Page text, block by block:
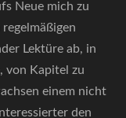
Neue mich zu
Lektüre ab, in
von Kapitel zu
einem nicht
den